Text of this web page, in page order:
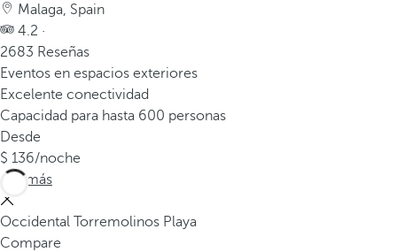
a
n
a
v
e
g
a
r
a
l
a
p
Malaga, Spain
4.2 ·
2683 Reseñas
Eventos en espacios exteriores
Excelente conectividad
Capacidad para hasta 600 personas
Desde
136/noche
Ver más
Occidental Torremolinos Playa
Compare